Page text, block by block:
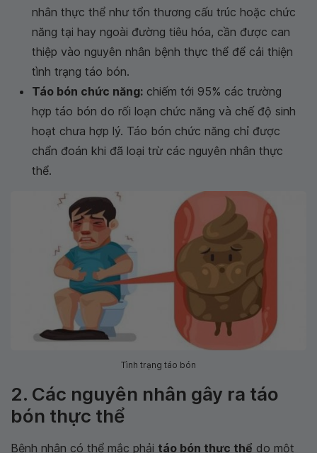
nhân thực thể như tổn thương cấu trúc hoặc chức
năng tại hay ngoài đường tiêu hóa, cần được can
thiệp vào nguyên nhân bệnh thực thể để cải thiện
tình trạng táo bón.
Táo bón chức năng: chiếm tới 95% các trường
hợp táo bón do rối loạn chức năng và chế độ sinh
hoạt chưa hợp lý. Táo bón chức năng chỉ được
chẩn đoán khi đã loại trừ các nguyên nhân thực
thể.
Tình trạng táo bón
2. Các nguyên nhân gây ra táo
bón thực thể
Bệnh nhân có thể mắc phải táo bón thực thể do một